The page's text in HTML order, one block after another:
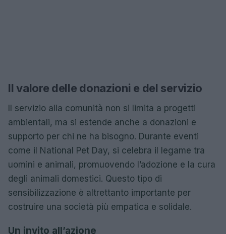
Il valore delle donazioni e del servizio
Il servizio alla comunità non si limita a progetti
ambientali, ma si estende anche a donazioni e
supporto per chi ne ha bisogno. Durante eventi
come il National Pet Day, si celebra il legame tra
uomini e animali, promuovendo l’adozione e la cura
degli animali domestici. Questo tipo di
sensibilizzazione è altrettanto importante per
costruire una società più empatica e solidale.
Un invito all’azione